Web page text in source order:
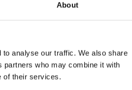
About
analyse our traffic. We also share
partners who may combine it with
of their services.